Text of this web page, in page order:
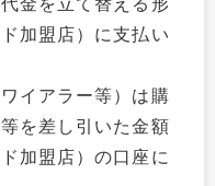
加盟店）に支払い
イアラー等）は購
を差し引いた金額
加盟店）の口座に